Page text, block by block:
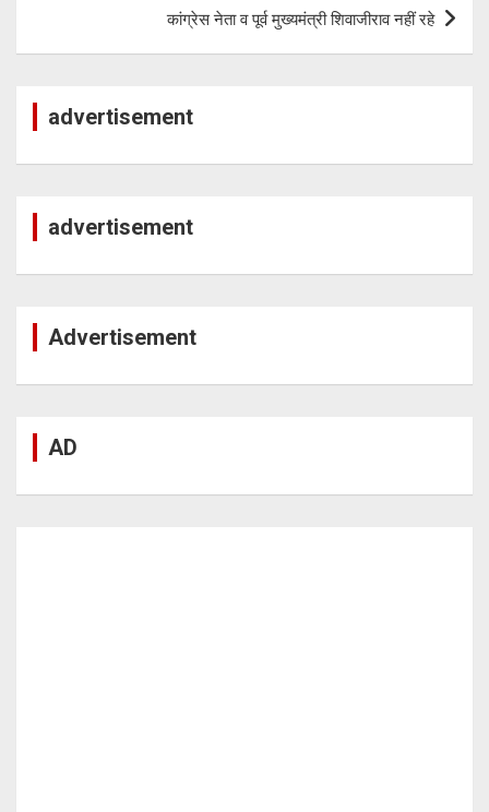
कांग्रेस नेता व पूर्व मुख्यमंत्री शिवाजीराव नहीं रहे
advertisement
advertisement
Advertisement
AD